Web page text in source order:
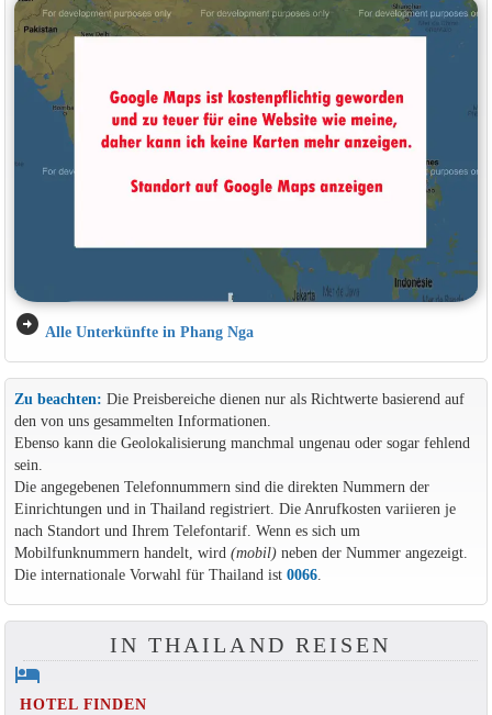
arrow_circle_right Alle Unterkünfte in Phang Nga
Zu beachten: Die Preisbereiche dienen nur als Richtwerte basierend auf
den von uns gesammelten Informationen.
Ebenso kann die Geolokalisierung manchmal ungenau oder sogar fehlend
sein.
Die angegebenen Telefonnummern sind die direkten Nummern der
Einrichtungen und in Thailand registriert. Die Anrufkosten variieren je
nach Standort und Ihrem Telefontarif. Wenn es sich um
Mobilfunknummern handelt, wird (mobil)neben der Nummer angezeigt.
Die internationale Vorwahl für Thailand ist 0066.
IN THAILAND REISEN
hotel
HOTEL FINDEN